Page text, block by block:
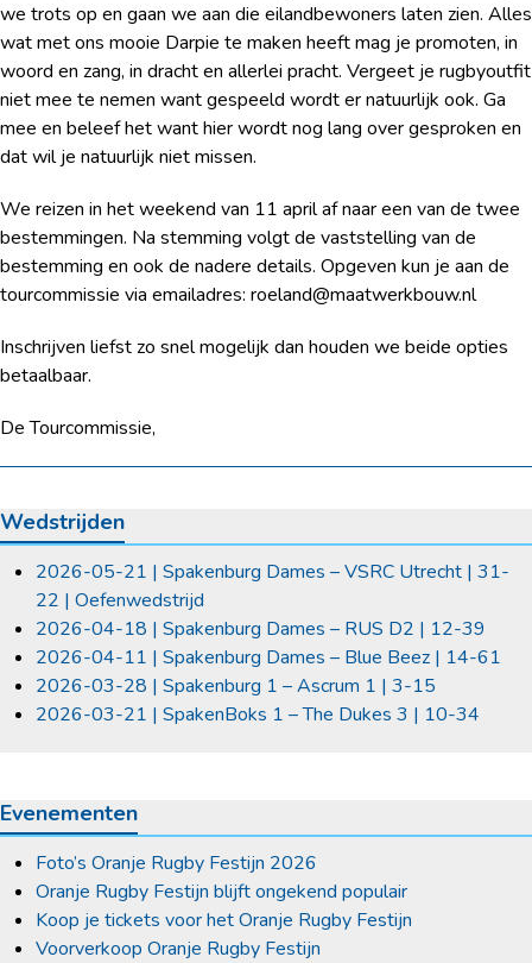
we trots op en gaan we aan die eilandbewoners laten zien. Alles
wat met ons mooie Darpie te maken heeft mag je promoten, in
woord en zang, in dracht en allerlei pracht. Vergeet je rugbyoutfit
niet mee te nemen want gespeeld wordt er natuurlijk ook. Ga
mee en beleef het want hier wordt nog lang over gesproken en
dat wil je natuurlijk niet missen.
We reizen in het weekend van 11 april af naar een van de twee
bestemmingen. Na stemming volgt de vaststelling van de
bestemming en ook de nadere details. Opgeven kun je aan de
tourcommissie via emailadres: roeland@maatwerkbouw.nl
Inschrijven liefst zo snel mogelijk dan houden we beide opties
betaalbaar.
De Tourcommissie,
Wedstrijden
2026-05-21 | Spakenburg Dames – VSRC Utrecht | 31-
22 | Oefenwedstrijd
2026-04-18 | Spakenburg Dames – RUS D2 | 12-39
2026-04-11 | Spakenburg Dames – Blue Beez | 14-61
2026-03-28 | Spakenburg 1 – Ascrum 1 | 3-15
2026-03-21 | SpakenBoks 1 – The Dukes 3 | 10-34
Evenementen
Foto’s Oranje Rugby Festijn 2026
Oranje Rugby Festijn blijft ongekend populair
Koop je tickets voor het Oranje Rugby Festijn
Voorverkoop Oranje Rugby Festijn